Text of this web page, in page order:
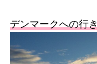
デンマークへの行